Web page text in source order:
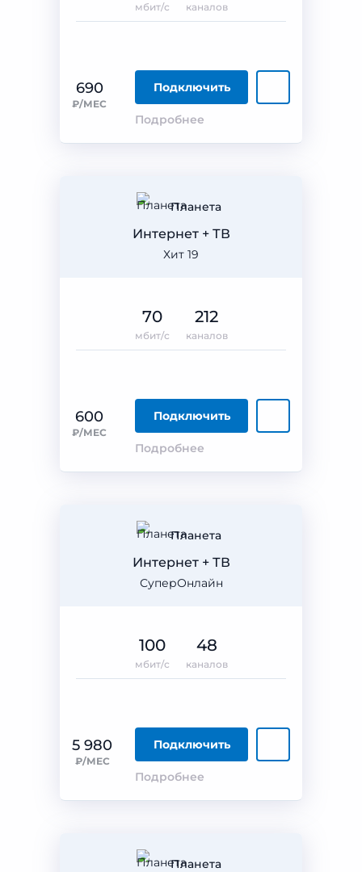
690
₽/МЕС
Подключить
Подробнее
мбит/с каналов
Планета
Хит 19
Интернет + ТВ
600
₽/МЕС
Подключить
Подробнее
70
мбит/с
212
каналов
Планета
СуперОнлайн
Интернет + ТВ
5 980
₽/МЕС
Подключить
Подробнее
100
мбит/с
48
каналов
Планета